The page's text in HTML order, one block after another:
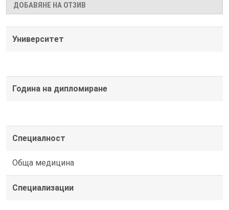
ДОБАВЯНЕ НА ОТЗИВ
Университет
Година на дипломиране
Специалност
Обща медицина
Специализации